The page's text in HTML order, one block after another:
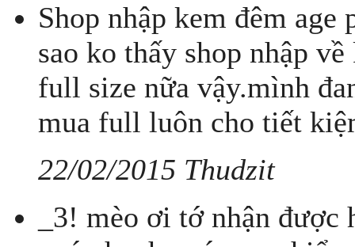
Shop nhập kem đêm
sao ko thấy shop nhập
full size nữa vậy.mình
mua full luôn cho tiết
22/02/2015 Thudzit
_3! mèo ơi tớ nhận